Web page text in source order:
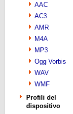
AAC
AC3
AMR
M4A
MP3
Ogg Vorbis
WAV
WMF
Profili del
dispositivo